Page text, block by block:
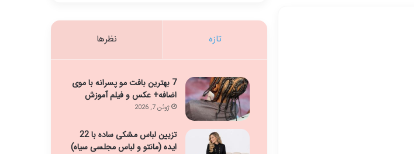
تازه نظرها
7 بهترین بافت مو پسرانه با موی
اضافه+ عکس و فیلم آموزش
ژوئن 7, 2026
تزیین لباس مشکی ساده با 22
ایده (مانتو و لباس مجلسی سیاه)